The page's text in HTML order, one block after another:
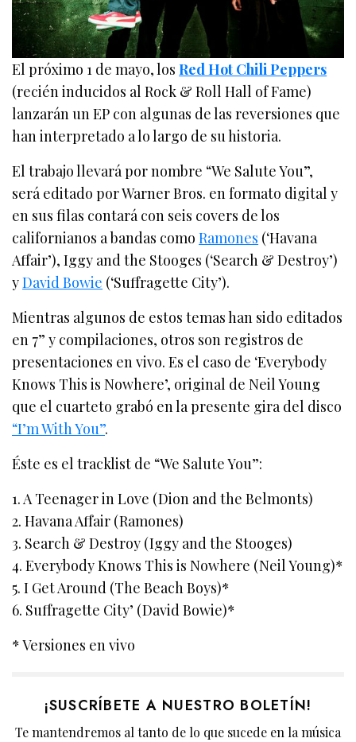
El próximo 1 de mayo, losRed Hot Chili Peppers
(recién inducidos al Rock & Roll Hall of Fame)
lanzarán un EP con algunas de las reversiones que
han interpretado a lo largo de su historia.
El trabajo llevará por nombre “We Salute You”,
será editado por Warner Bros. en formato digital y
en sus filas contará con seis covers de los
californianos a bandas comoRamones (‘Havana
Affair’), Iggy and the Stooges (‘Search & Destroy’)
yDavid Bowie (‘Suffragette City’).
Mientras algunos de estos temas han sido editados
en 7” y compilaciones, otros son registros de
presentaciones en vivo. Es el caso de ‘Everybody
Knows This is Nowhere’, original de Neil Young
que el cuarteto grabó en la presente gira del disco
“I’m With You”.
Éste es el tracklist de “We Salute You”:
1. A Teenager in Love (Dion and the Belmonts)
2. Havana Affair (Ramones)
3. Search & Destroy (Iggy and the Stooges)
4. Everybody Knows This is Nowhere (Neil Young)*
5. I Get Around (The Beach Boys)*
6. Suffragette City’ (David Bowie)*
* Versiones en vivo
¡SUSCRÍBETE A NUESTRO BOLETÍN!
Te mantendremos al tanto de lo que sucede en la música